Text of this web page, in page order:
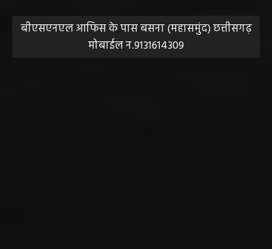
बीएसएनएल आफिस के पास बसना (महासमुंद) छत्तीसगढ़
मोबाईल न.9131614309